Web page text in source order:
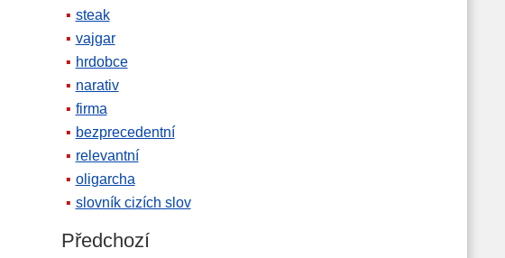
steak
vajgar
hrdobce
narativ
firma
bezprecedentní
relevantní
oligarcha
slovník cizích slov
Předchozí